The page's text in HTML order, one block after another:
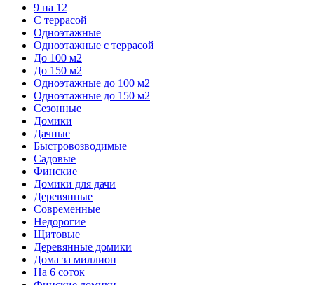
9 на 12
С террасой
Одноэтажные
Одноэтажные с террасой
До 100 м2
До 150 м2
Одноэтажные до 100 м2
Одноэтажные до 150 м2
Сезонные
Домики
Дачные
Быстровозводимые
Садовые
Финские
Домики для дачи
Деревянные
Современные
Недорогие
Щитовые
Деревянные домики
Дома за миллион
На 6 соток